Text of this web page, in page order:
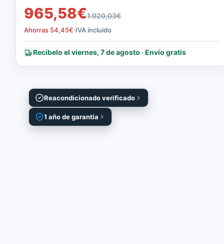
Reacondicionado verificado
1 año de garantía
965,58€1.020,03€
Ahorras 54,45€·IVA incluido
Recíbelo el viernes, 7 de agosto · Envío gratis